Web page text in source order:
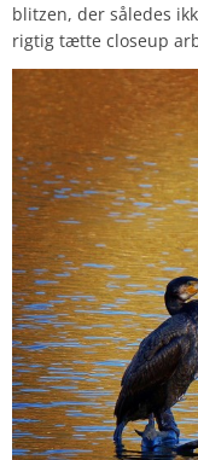
blitzen, der således
rigtig tætte closeup